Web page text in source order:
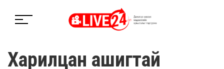
Харилцан ашигтай